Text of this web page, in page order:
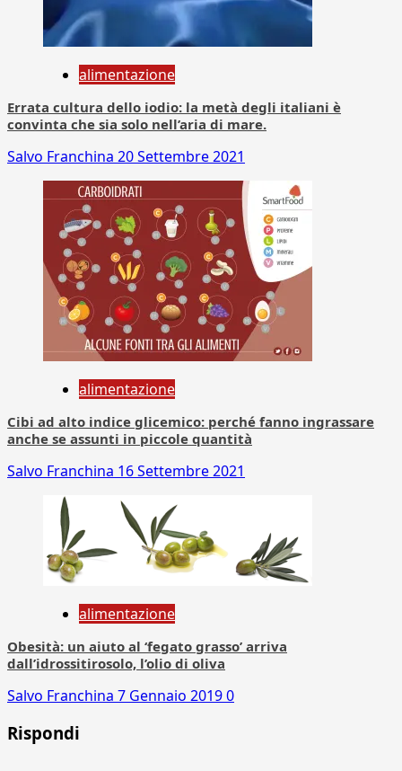
alimentazione
Errata cultura dello iodio: la metà degli italiani è
convinta che sia solo nell’aria di mare.
Salvo Franchina 20 Settembre 2021
alimentazione
Cibi ad alto indice glicemico: perché fanno ingrassare
anche se assunti in piccole quantità
Salvo Franchina 16 Settembre 2021
alimentazione
Obesità: un aiuto al ‘fegato grasso’ arriva
dall’idrossitirosolo, l’olio di oliva
Salvo Franchina 7 Gennaio 20190
Rispondi